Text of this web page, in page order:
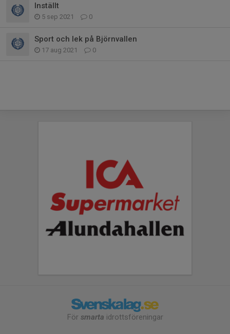
Inställt
5 sep 2021 0
Sport och lek på Björnvallen
17 aug 2021 0
För smarta idrottsföreningar